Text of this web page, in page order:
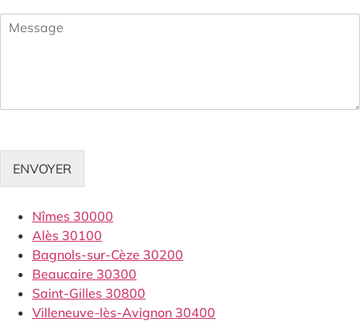
ENVOYER
Nîmes 30000
Alès 30100
Bagnols-sur-Cèze 30200
Beaucaire 30300
Saint-Gilles 30800
Villeneuve-lès-Avignon 30400